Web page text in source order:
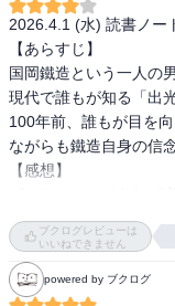
今イラン情勢が大変な
ったのか、イランの歴
た。
満州事変、太平洋戦争
ったが、その背景や原
てており勉強になった
とにかく鐡造かっこよ
2026.4.1 (水) 読書ノー
【あらすじ】
国岡鐵造という一人の
現代で誰もが知る「出
100年前、誰もが目を
ながらも鐵造自身の信
【感想】
者・社長の生涯を描い
組織・社員を家族とし
を生きる上で、絶対的
僕は生きる上で仕事を
ブクログレビューは
いいねできません
powered by ブクログ